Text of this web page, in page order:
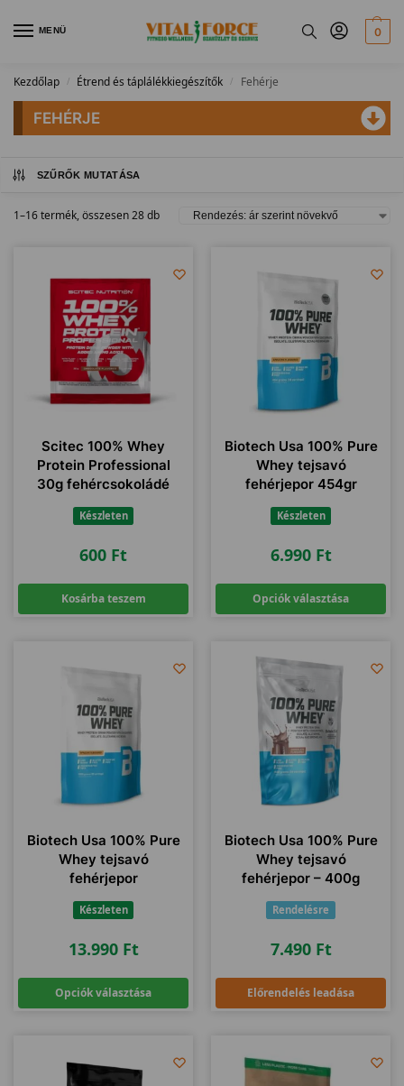
MENÜ 0
Kezdőlap / Étrend és táplálékkiegészítők / Fehérje
FEHÉRJE
SZŰRŐK MUTATÁSA
1–16 termék, összesen 28 db
Scitec 100% Whey
Protein Professional
30g fehércsokoládé
Készleten
600 Ft
Kosárba teszem
Biotech Usa 100% Pure
Whey tejsavó
fehérjepor 454gr
Készleten
6.990 Ft
Opciók választása
Biotech Usa 100% Pure
Whey tejsavó
fehérjepor
Készleten
13.990 Ft
Opciók választása
Biotech Usa 100% Pure
Whey tejsavó
fehérjepor – 400g
Rendelésre
7.490 Ft
Előrendelés leadása